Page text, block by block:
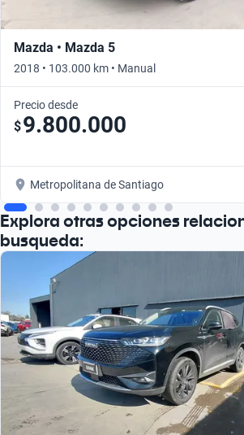
Mazda • Mazda 5
2018 • 103.000 km • Manual
Precio desde
$9.800.000
Metropolitana de Santiago
Explora otras opciones
busqueda: